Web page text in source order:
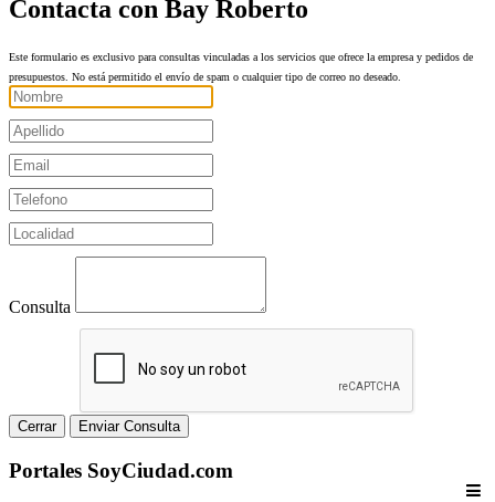
Contacta con Bay Roberto
Este formulario es exclusivo para consultas vinculadas a los servicios que ofrece la empresa y pedidos de
presupuestos. No está permitido el envío de spam o cualquier tipo de correo no deseado.
Consulta
Cerrar Enviar Consulta
Portales SoyCiudad.com